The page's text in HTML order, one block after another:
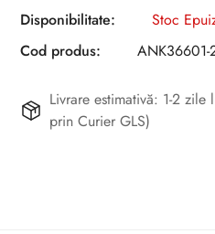
Disponibilitate:
Stoc
Cod produs:
ANK36601-
Livrare estimativă: 1-2
prin Curier GLS)